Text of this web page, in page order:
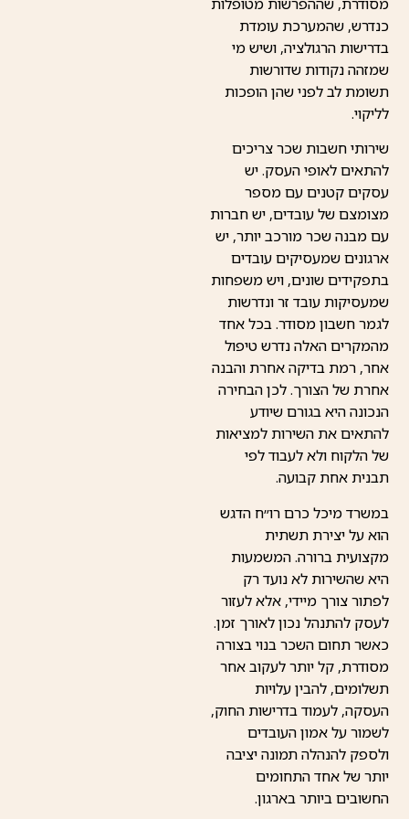
כנדרש, שהמערכת עומדת
בדרישות הרגולציה, ושיש מי
שמזהה נקודות שדורשות
תשומת לב לפני שהן הופכות
לליקוי.
שירותי חשבות שכר צריכים
להתאים לאופי העסק. יש
עסקים קטנים עם מספר
מצומצם של עובדים, יש חברות
עם מבנה שכר מורכב יותר, יש
ארגונים שמעסיקים עובדים
בתפקידים שונים, ויש משפחות
שמעסיקות עובד זר ונדרשות
לגמר חשבון מסודר. בכל אחד
מהמקרים האלה נדרש טיפול
אחר, רמת בדיקה אחרת והבנה
אחרת של הצורך. לכן הבחירה
הנכונה היא בגורם שיודע
להתאים את השירות למציאות
של הלקוח ולא לעבוד לפי
תבנית אחת קבועה.
במשרד מיכל כרם רו״ח הדגש
הוא על יצירת תשתית
מקצועית ברורה. המשמעות
היא שהשירות לא נועד רק
לפתור צורך מיידי, אלא לעזור
לעסק להתנהל נכון לאורך זמן.
כאשר תחום השכר בנוי בצורה
מסודרת, קל יותר לעקוב אחר
תשלומים, להבין עלויות
העסקה, לעמוד בדרישות החוק,
לשמור על אמון העובדים
ולספק להנהלה תמונה יציבה
יותר של אחד התחומים
החשובים ביותר בארגון.